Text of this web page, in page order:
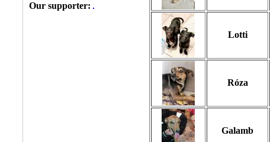
Our supporter:
Lotti
Róza
Galamb